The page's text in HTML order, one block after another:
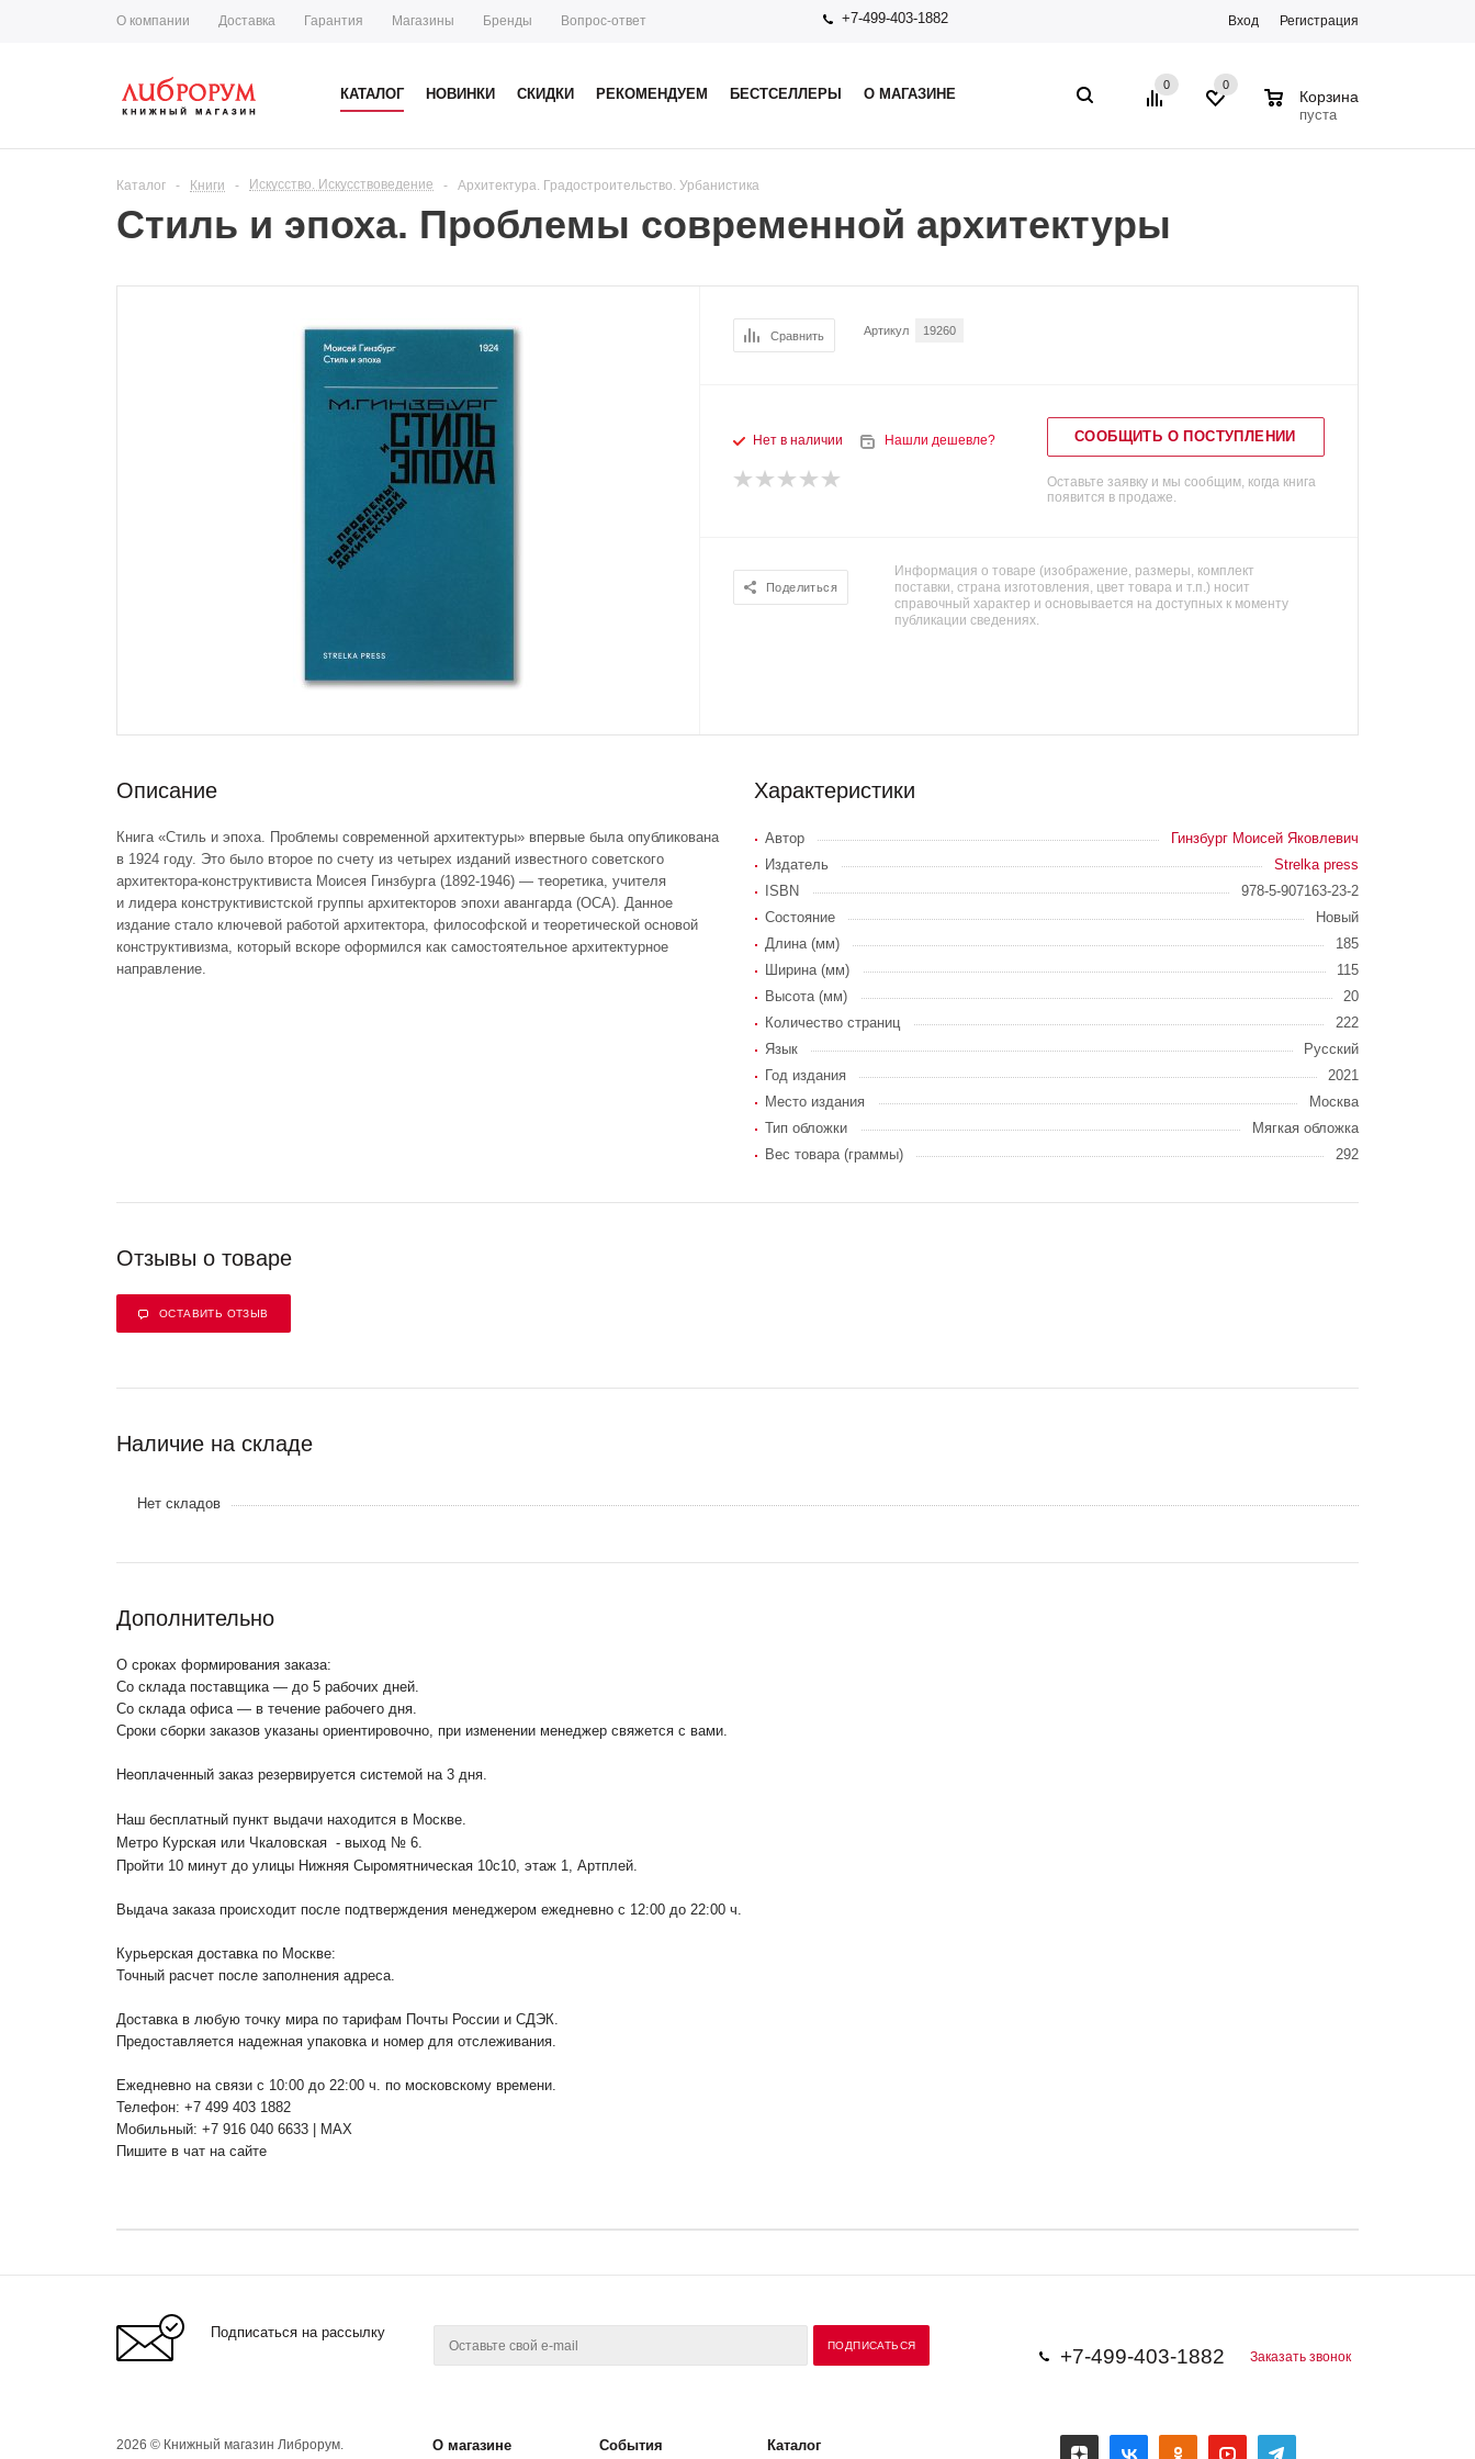
О компании Доставка Гарантия Магазины Бренды Вопрос-ответ +7-499-403-1882 Вход Регистрация
КАТАЛОГ НОВИНКИ СКИДКИ РЕКОМЕНДУЕМ БЕСТСЕЛЛЕРЫ О МАГАЗИНЕ
0 0
Корзина
пуста
Каталог - Книги - Искусство. Искусствоведение - Архитектура. Градостроительство. Урбанистика
Стиль и эпоха. Проблемы современной архитектуры
Сравнить Артикул 19260
Нет в наличии Нашли дешевле? СООБЩИТЬ О ПОСТУПЛЕНИИ
Оставьте заявку и мы сообщим, когда книга
появится в продаже.
Поделиться
Информация о товаре (изображение, размеры, комплект
поставки, страна изготовления, цвет товара и т.п.) носит
справочный характер и основывается на доступных к моменту
публикации сведениях.
Описание
Книга «Стиль и эпоха. Проблемы современной архитектуры» впервые была опубликована
в 1924 году. Это было второе по счету из четырех изданий известного советского
архитектора-конструктивиста Моисея Гинзбурга (1892-1946) — теоретика, учителя
и лидера конструктивистской группы архитекторов эпохи авангарда (ОСА). Данное
издание стало ключевой работой архитектора, философской и теоретической основой
конструктивизма, который вскоре оформился как самостоятельное архитектурное
направление.
Характеристики
Автор
Гинзбург Моисей Яковлевич
Издатель
Strelka press
ISBN
978-5-907163-23-2
Состояние
Новый
Длина (мм)
185
Ширина (мм)
115
Высота (мм)
20
Количество страниц
222
Язык
Русский
Год издания
2021
Место издания
Москва
Тип обложки
Мягкая обложка
Вес товара (граммы)
292
Отзывы о товаре
ОСТАВИТЬ ОТЗЫВ
Наличие на складе
Нет складов
Дополнительно
О сроках формирования заказа:
Со склада поставщика — до 5 рабочих дней.
Со склада офиса — в течение рабочего дня.
Сроки сборки заказов указаны ориентировочно, при изменении менеджер свяжется с вами.
Неоплаченный заказ резервируется системой на 3 дня.
Наш бесплатный пункт выдачи находится в Москве.
Метро Курская или Чкаловская - выход № 6.
Пройти 10 минут до улицы Нижняя Сыромятническая 10с10 , этаж 1, Артплей.
Выдача заказа происходит после подтверждения менеджером ежедневно с 12:00 до 22:00 ч.
Курьерская доставка по Москве:
Точный расчет после заполнения адреса.
Доставка в любую точку мира по тарифам Почты России и СДЭК.
Предоставляется надежная упаковка и номер для отслеживания.
Ежедневно на связи с 10:00 до 22:00 ч. по московскому времени.
Телефон: +7 499 403 1882
Мобильный: +7 916 040 6633 | MAX
Пишите в чат на сайте
Подписаться на рассылку
+7-499-403-1882 Заказать звонок
2026 © Книжный магазин Либрорум.
О магазине События
Каталог